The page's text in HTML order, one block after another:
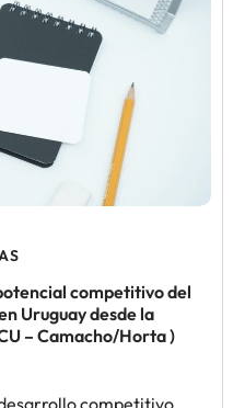
competitivo del
Uruguay desde la
– Camacho/Horta )